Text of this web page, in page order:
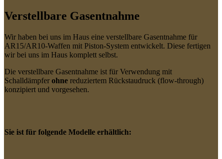
Verstellbare Gasentnahme
Wir haben bei uns im Haus eine verstellbare Gasentnahme für
AR15/AR10-Waffen mit Piston-System entwickelt. Diese fertigen
wir bei uns im Haus komplett selbst.
Die verstellbare Gasentnahme ist für Verwendung mit
Schalldämpfer ohne reduziertem Rückstaudruck (flow-through)
konzipiert und vorgesehen.
Sie ist für folgende Modelle erhältlich: